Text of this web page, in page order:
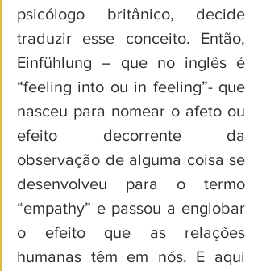
psicólogo britânico, decide
traduzir esse conceito. Então,
Einfühlung – que no inglês é
“feeling into ou in feeling”- que
nasceu para nomear o afeto ou
efeito decorrente da
observação de alguma coisa se
desenvolveu para o termo
“empathy” e passou a englobar
o efeito que as relações
humanas têm em nós. E aqui